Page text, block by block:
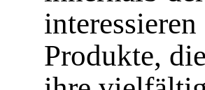
Produkte,